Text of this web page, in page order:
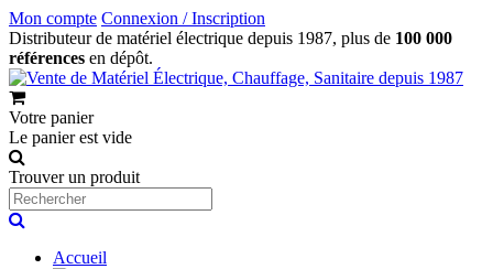
Mon compte Connexion / Inscription
Distributeur de matériel électrique depuis 1987, plus de 100 000
références en dépôt.
Votre panier
Le panier est vide
Trouver un produit
Accueil